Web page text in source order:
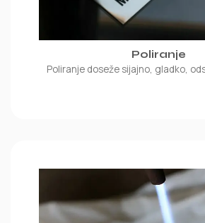
Poliranje
Poliranje doseže sijajno, gladko,